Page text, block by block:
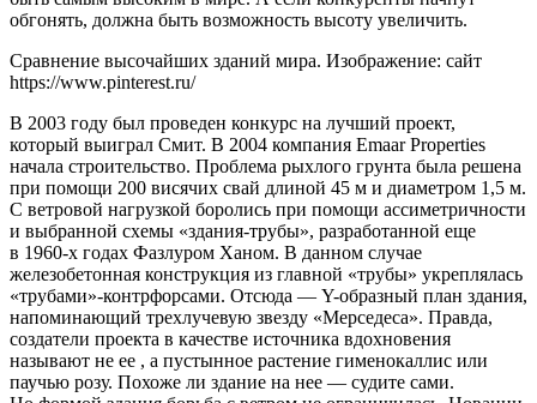
обгонять, должна быть возможность высоту увеличить.
Сравнение высочайших зданий мира. Изображение: сайт
https://www.pinterest.ru/
В 2003 году был проведен конкурс на лучший проект,
который выиграл Смит. В 2004 компания Emaar Properties
начала строительство. Проблема рыхлого грунта была решена
при помощи 200 висячих свай длиной 45 м и диаметром 1,5 м.
С ветровой нагрузкой боролись при помощи ассиметричности
и выбранной схемы «здания-трубы», разработанной еще
в 1960-х годах Фазлуром Ханом. В данном случае
железобетонная конструкция из главной «трубы» укреплялась
«трубами»-контрфорсами. Отсюда — Y-образный план здания,
напоминающий трехлучевую звезду «Мерседеса». Правда,
создатели проекта в качестве источника вдохновения
называют не ее , а пустынное растение гименокаллис или
паучью розу. Похоже ли здание на нее — судите сами.